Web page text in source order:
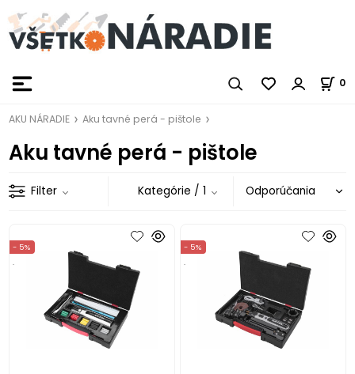
0
AKU NÁRADIE Aku tavné perá - pištole
Aku tavné perá - pištole
Filter Kategórie / 1
- 5%
.
- 5%
.